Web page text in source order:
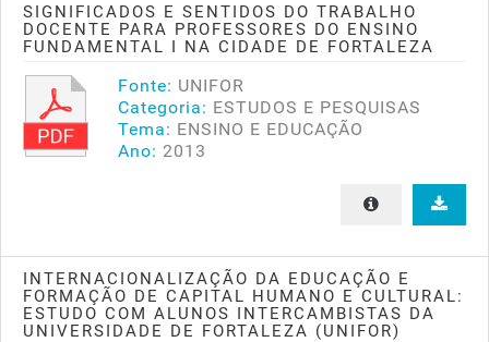
SIGNIFICADOS E SENTIDOS DO TRABALHO
DOCENTE PARA PROFESSORES DO ENSINO
FUNDAMENTAL I NA CIDADE DE FORTALEZA
Fonte: UNIFOR
Categoria: ESTUDOS E PESQUISAS
Tema: ENSINO E EDUCAÇÃO
Ano: 2013
INTERNACIONALIZAÇÃO DA EDUCAÇÃO E
FORMAÇÃO DE CAPITAL HUMANO E CULTURAL:
ESTUDO COM ALUNOS INTERCAMBISTAS DA
UNIVERSIDADE DE FORTALEZA (UNIFOR)